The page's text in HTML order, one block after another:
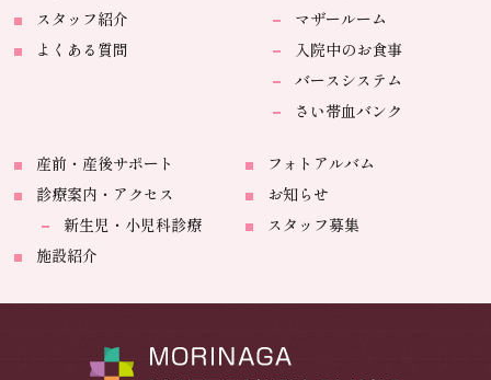
スタッフ紹介
よくある質問
マザールーム
入院中のお食事
バースシステム
さい帯血バンク
産前・産後サポート
診療案内・アクセス
新生児・小児科診療
施設紹介
フォトアルバム
お知らせ
スタッフ募集